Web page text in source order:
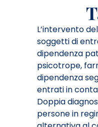
L’intervento
soggetti di
dipendenza
psicotrope,
dipendenza
entrati in
Doppia
persone in